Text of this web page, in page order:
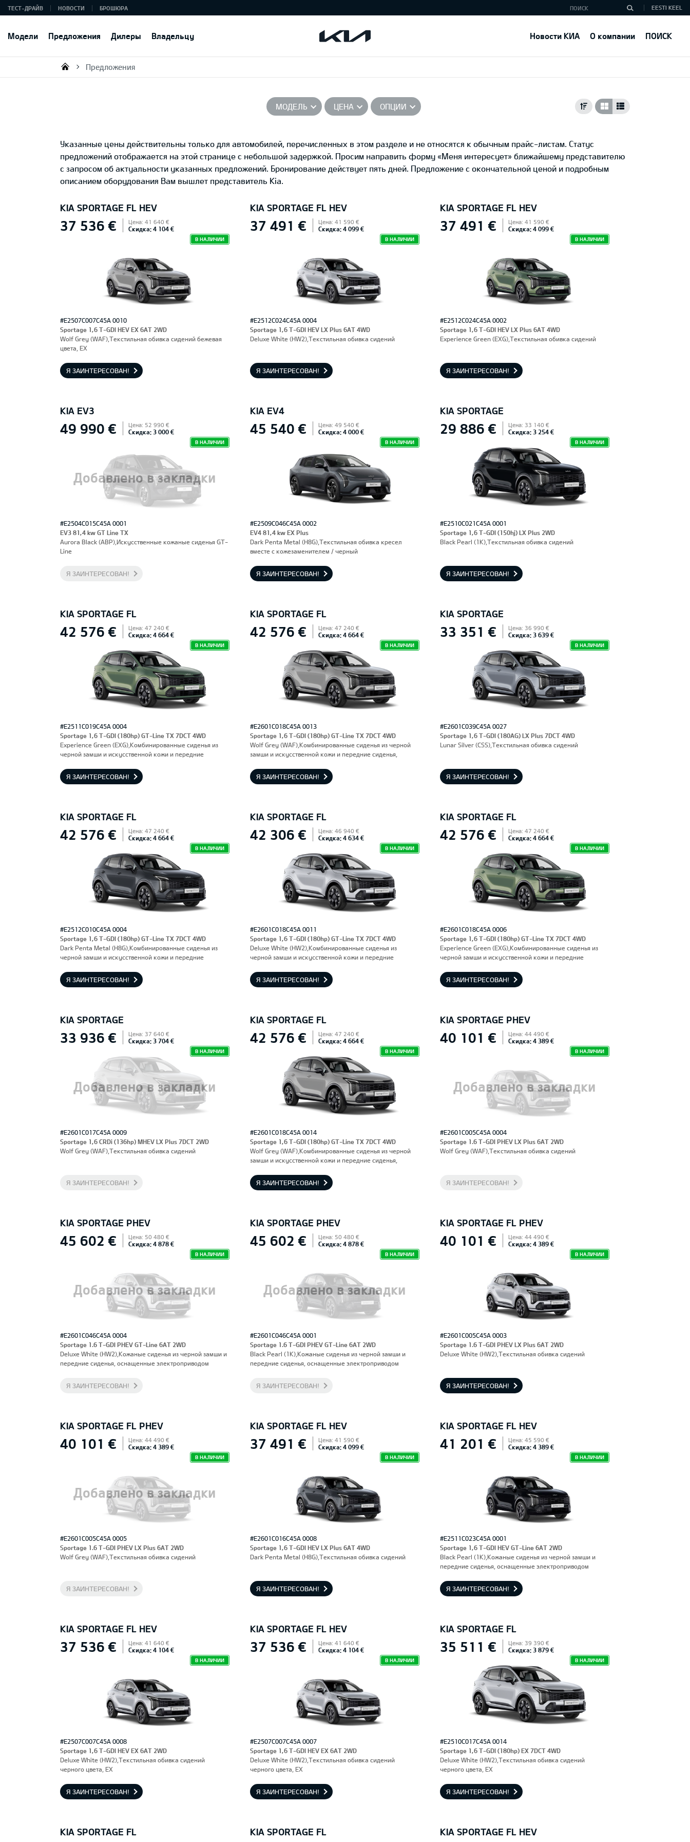
Модели Предложения Дилеры Владельцу Новости КИА О компании ПОИСК
ТЕСТ-ДРАЙВ НОВОСТИ БРОШЮРА EESTI KEEL
KIA AUTO AS
Предложения
МОДЕЛЬ ЦЕНА ОПЦИИ
Указанные цены действительны только для автомобилей, перечисленных в этом разделе и не относятся к обычным прайс-листам. Статус
предложений отображается на этой странице с небольшой задержкой. Просим направить форму «Меня интересует» ближайшему представителю
с запросом об актуальности указанных предложений. Бронирование действует пять дней. Предложение с окончательной ценой и подробным
описанием оборудования Вам вышлет представитель Kia.
KIA SPORTAGE FL HEV
37 536 € Цена: 41 640 €
Скидка: 4 104 €
В НАЛИЧИИ
#E2507C007C45A 0010
Sportage 1,6 T-GDI HEV EX 6AT 2WD
Wolf Grey (WAF),Текстильная обивка сидений бежевая
цвета, EX
Я ЗАИНТЕРЕСОВАН!
KIA SPORTAGE FL HEV
37 491 € Цена: 41 590 €
Скидка: 4 099 €
В НАЛИЧИИ
#E2512C024C45A 0004
Sportage 1,6 T-GDI HEV LX Plus 6AT 4WD
Deluxe White (HW2),Текстильная обивка сидений
Я ЗАИНТЕРЕСОВАН!
KIA SPORTAGE FL HEV
37 491 € Цена: 41 590 €
Скидка: 4 099 €
В НАЛИЧИИ
#E2512C024C45A 0002
Sportage 1,6 T-GDI HEV LX Plus 6AT 4WD
Experience Green (EXG),Текстильная обивка сидений
Я ЗАИНТЕРЕСОВАН!
KIA EV3
Добавлено в закладки
49 990 € Цена: 52 990 €
Скидка: 3 000 €
В НАЛИЧИИ
#E2504C015C45A 0001
EV3 81,4 kw GT Line TX
Aurora Black (ABP),Искусственные кожаные сиденья GT-
Line
Я ЗАИНТЕРЕСОВАН!
KIA EV4
45 540 € Цена: 49 540 €
Скидка: 4 000 €
В НАЛИЧИИ
#E2509C046C45A 0002
EV4 81,4 kw EX Plus
Dark Penta Metal (H8G),Текстильная обивка кресел
вместе с кожезаменителем / черный
Я ЗАИНТЕРЕСОВАН!
KIA SPORTAGE
29 886 € Цена: 33 140 €
Скидка: 3 254 €
В НАЛИЧИИ
#E2510C021C45A 0001
Sportage 1,6 T-GDI (150hj) LX Plus 2WD
Black Pearl (1K),Текстильная обивка сидений
Я ЗАИНТЕРЕСОВАН!
KIA SPORTAGE FL
42 576 € Цена: 47 240 €
Скидка: 4 664 €
В НАЛИЧИИ
#E2511C019C45A 0004
Sportage 1,6 T-GDI (180hp) GT-Line TX 7DCT 4WD
Experience Green (EXG),Комбинированные сиденья из
черной замши и искусственной кожи и передние
Водительское сиденье с функцией памяти.
Я ЗАИНТЕРЕСОВАН!
KIA SPORTAGE FL
42 576 € Цена: 47 240 €
Скидка: 4 664 €
В НАЛИЧИИ
#E2601C018C45A 0013
Sportage 1,6 T-GDI (180hp) GT-Line TX 7DCT 4WD
Wolf Grey (WAF),Комбинированные сиденья из черной
замши и искусственной кожи и передние сиденья,
Водительское сиденье с функцией памяти.
Я ЗАИНТЕРЕСОВАН!
KIA SPORTAGE
33 351 € Цена: 36 990 €
Скидка: 3 639 €
В НАЛИЧИИ
#E2601C039C45A 0027
Sportage 1,6 T-GDI (180AG) LX Plus 7DCT 4WD
Lunar Silver (CSS),Текстильная обивка сидений
Я ЗАИНТЕРЕСОВАН!
KIA SPORTAGE FL
42 576 € Цена: 47 240 €
Скидка: 4 664 €
В НАЛИЧИИ
#E2512C010C45A 0004
Sportage 1,6 T-GDI (180hp) GT-Line TX 7DCT 4WD
Dark Penta Metal (H8G),Комбинированные сиденья из
черной замши и искусственной кожи и передние
Водительское сиденье с функцией памяти.
Я ЗАИНТЕРЕСОВАН!
KIA SPORTAGE FL
42 306 € Цена: 46 940 €
Скидка: 4 634 €
В НАЛИЧИИ
#E2601C018C45A 0011
Sportage 1,6 T-GDI (180hp) GT-Line TX 7DCT 4WD
Deluxe White (HW2),Комбинированные сиденья из
черной замши и искусственной кожи и передние
Водительское сиденье с функцией памяти.
Я ЗАИНТЕРЕСОВАН!
KIA SPORTAGE FL
42 576 € Цена: 47 240 €
Скидка: 4 664 €
В НАЛИЧИИ
#E2601C018C45A 0006
Sportage 1,6 T-GDI (180hp) GT-Line TX 7DCT 4WD
Experience Green (EXG),Комбинированные сиденья из
черной замши и искусственной кожи и передние
Водительское сиденье с функцией памяти.
Я ЗАИНТЕРЕСОВАН!
KIA SPORTAGE
Добавлено в закладки
33 936 € Цена: 37 640 €
Скидка: 3 704 €
В НАЛИЧИИ
#E2601C017C45A 0009
Sportage 1,6 CRDi (136hp) MHEV LX Plus 7DCT 2WD
Wolf Grey (WAF),Текстильная обивка сидений
Я ЗАИНТЕРЕСОВАН!
KIA SPORTAGE FL
42 576 € Цена: 47 240 €
Скидка: 4 664 €
В НАЛИЧИИ
#E2601C018C45A 0014
Sportage 1,6 T-GDI (180hp) GT-Line TX 7DCT 4WD
Wolf Grey (WAF),Комбинированные сиденья из черной
замши и искусственной кожи и передние сиденья,
Водительское сиденье с функцией памяти.
Я ЗАИНТЕРЕСОВАН!
KIA SPORTAGE PHEV
Добавлено в закладки
40 101 € Цена: 44 490 €
Скидка: 4 389 €
В НАЛИЧИИ
#E2601C005C45A 0004
Sportage 1.6 T-GDI PHEV LX Plus 6AT 2WD
Wolf Grey (WAF),Текстильная обивка сидений
Я ЗАИНТЕРЕСОВАН!
KIA SPORTAGE PHEV
Добавлено в закладки
45 602 € Цена: 50 480 €
Скидка: 4 878 €
В НАЛИЧИИ
#E2601C046C45A 0004
Sportage 1.6 T-GDI PHEV GT-Line 6AT 2WD
Deluxe White (HW2),Кожаные сиденья из черной замши и
передние сиденья, оснащенные электроприводом
Я ЗАИНТЕРЕСОВАН!
KIA SPORTAGE PHEV
Добавлено в закладки
45 602 € Цена: 50 480 €
Скидка: 4 878 €
В НАЛИЧИИ
#E2601C046C45A 0001
Sportage 1.6 T-GDI PHEV GT-Line 6AT 2WD
Black Pearl (1K),Кожаные сиденья из черной замши и
передние сиденья, оснащенные электроприводом
Я ЗАИНТЕРЕСОВАН!
KIA SPORTAGE FL PHEV
40 101 € Цена: 44 490 €
Скидка: 4 389 €
В НАЛИЧИИ
#E2601C005C45A 0003
Sportage 1.6 T-GDI PHEV LX Plus 6AT 2WD
Deluxe White (HW2),Текстильная обивка сидений
Я ЗАИНТЕРЕСОВАН!
KIA SPORTAGE FL PHEV
Добавлено в закладки
40 101 € Цена: 44 490 €
Скидка: 4 389 €
В НАЛИЧИИ
#E2601C005C45A 0005
Sportage 1.6 T-GDI PHEV LX Plus 6AT 2WD
Wolf Grey (WAF),Текстильная обивка сидений
Я ЗАИНТЕРЕСОВАН!
KIA SPORTAGE FL HEV
37 491 € Цена: 41 590 €
Скидка: 4 099 €
В НАЛИЧИИ
#E2601C016C45A 0008
Sportage 1,6 T-GDI HEV LX Plus 6AT 4WD
Dark Penta Metal (H8G),Текстильная обивка сидений
Я ЗАИНТЕРЕСОВАН!
KIA SPORTAGE FL HEV
41 201 € Цена: 45 590 €
Скидка: 4 389 €
В НАЛИЧИИ
#E2511C023C45A 0001
Sportage 1,6 T-GDI HEV GT-Line 6AT 2WD
Black Pearl (1K),Кожаные сиденья из черной замши и
передние сиденья, оснащенные электроприводом
Я ЗАИНТЕРЕСОВАН!
KIA SPORTAGE FL HEV
37 536 € Цена: 41 640 €
Скидка: 4 104 €
В НАЛИЧИИ
#E2507C007C45A 0008
Sportage 1,6 T-GDI HEV EX 6AT 2WD
Deluxe White (HW2),Текстильная обивка сидений
черного цвета, EX
Я ЗАИНТЕРЕСОВАН!
KIA SPORTAGE FL HEV
37 536 € Цена: 41 640 €
Скидка: 4 104 €
В НАЛИЧИИ
#E2507C007C45A 0007
Sportage 1,6 T-GDI HEV EX 6AT 2WD
Deluxe White (HW2),Текстильная обивка сидений
черного цвета, EX
Я ЗАИНТЕРЕСОВАН!
KIA SPORTAGE FL
35 511 € Цена: 39 390 €
Скидка: 3 879 €
В НАЛИЧИИ
#E2510C017C45A 0014
Sportage 1,6 T-GDI (180hp) EX 7DCT 4WD
Deluxe White (HW2),Текстильная обивка сидений
черного цвета, EX
Я ЗАИНТЕРЕСОВАН!
KIA SPORTAGE FL KIA SPORTAGE FL KIA SPORTAGE FL HEV